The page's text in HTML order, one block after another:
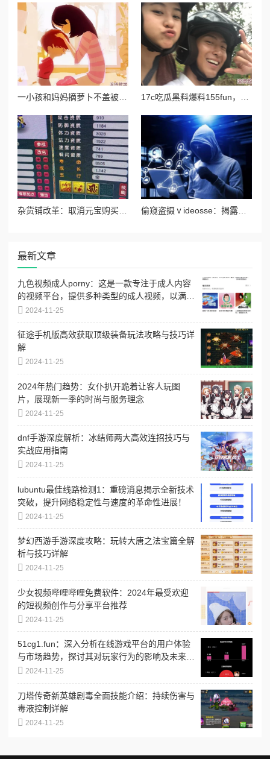
偷窥盗摄ⅴideosse：揭露隐私侵犯背后的黑暗产业链与受害者的无奈心声
最新文章
九色视频成人porny：这是一款专注于成人内容
的视频平台，提供多种类型的成人视频，以满足
不同用户的需求和偏好
2024-11-25
征途手机版高效获取顶级装备玩法攻略与技巧详
解
2024-11-25
2024年热门趋势：女仆扒开跪着让客人玩图
片，展现新一季的时尚与服务理念
2024-11-25
dnf手游深度解析：冰结师两大高效连招技巧与
实战应用指南
2024-11-25
lubuntu最佳线路检测1：重磅消息揭示全新技术
突破，提升网络稳定性与速度的革命性进展！
2024-11-25
梦幻西游手游深度攻略：玩转大唐之法宝篇全解
析与技巧详解
2024-11-25
少女视频哔哩哔哩免费软件：2024年最受欢迎
的短视频创作与分享平台推荐
2024-11-25
51cg1.fun：深入分析在线游戏平台的用户体验
与市场趋势，探讨其对玩家行为的影响及未来发
展方向
2024-11-25
刀塔传奇新英雄剧毒全面技能介绍：持续伤害与
毒液控制详解
2024-11-25